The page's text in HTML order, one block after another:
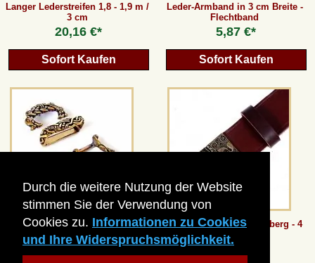
Durch die weitere Nutzung der Website
stimmen Sie der Verwendung von
Cookies zu. Informationen zu Cookies
und Ihre Widerspruchsmöglichkeit.
Langer Lederstreifen 1,8 - 1,9 m /
3 cm
20,16 €*
Sofort Kaufen
Leder-Armband in 3 cm Breite -
Flechtband
5,87 €*
Sofort Kaufen
Wikinger-Gürtelset "Ringerike" -
für 4 cm
13,44 €*
Kelten-Gürtel vom Glauberg - 4
cm
33,61 €*